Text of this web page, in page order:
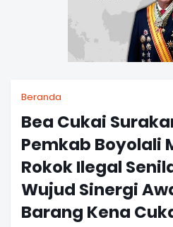
Beranda
Bea Cukai
Pemkab Boyolali
Rokok Ilegal
Wujud Sinergi
Barang Kena